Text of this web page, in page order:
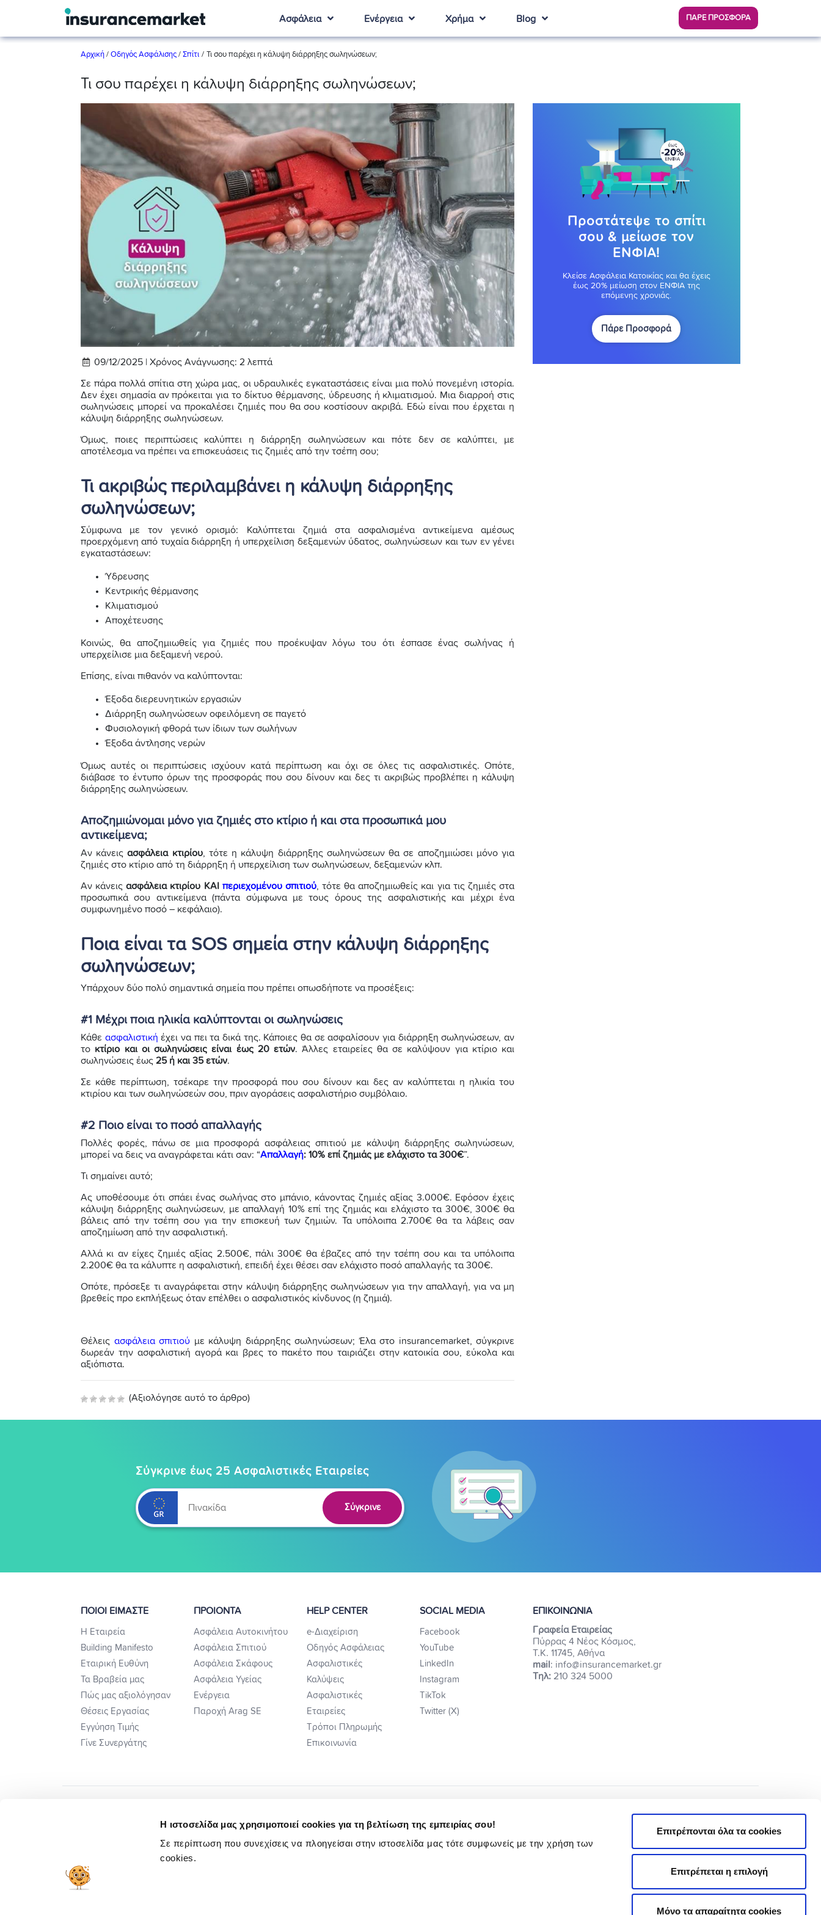
Η ιστοσελίδα μας χρησιμοποιεί cookies για τη βελτίωση της εμπειρίας σου!
Σε περίπτωση που συνεχίσεις να πλοηγείσαι στην ιστοσελίδα μας τότε συμφωνείς με την χρήση των
cookies.
Επιτρέπονται όλα τα cookies
Επιτρέπεται η επιλογή
Μόνο τα απαραίτητα cookies
Ασφάλεια Ενέργεια Χρήμα Blog ΠΑΡΕ ΠΡΟΣΦΟΡΑ
Αρχική / Οδηγός Ασφάλισης / Σπίτι / Τι σου παρέχει η κάλυψη διάρρηξης σωληνώσεων;
Τι σου παρέχει η κάλυψη διάρρηξης σωληνώσεων;
09/12/2025 | Χρόνος Ανάγνωσης: 2 λεπτά
Σε πάρα πολλά σπίτια στη χώρα μας, οι υδραυλικές εγκαταστάσεις είναι μια πολύ πονεμένη ιστορία.
Δεν έχει σημασία αν πρόκειται για το δίκτυο θέρμανσης, ύδρευσης ή κλιματισμού. Μια διαρροή στις
σωληνώσεις μπορεί να προκαλέσει ζημιές που θα σου κοστίσουν ακριβά. Εδώ είναι που έρχεται η
κάλυψη διάρρηξης σωληνώσεων.
Όμως, ποιες περιπτώσεις καλύπτει η διάρρηξη σωληνώσεων και πότε δεν σε καλύπτει, με
αποτέλεσμα να πρέπει να επισκευάσεις τις ζημιές από την τσέπη σου;
Τι ακριβώς περιλαμβάνει η κάλυψη διάρρηξης
σωληνώσεων;
Σύμφωνα με τον γενικό ορισμό: Καλύπτεται ζημιά στα ασφαλισμένα αντικείμενα αμέσως
προερχόμενη από τυχαία διάρρηξη ή υπερχείλιση δεξαμενών ύδατος, σωληνώσεων και των εν γένει
εγκαταστάσεων:
Ύδρευσης
Κεντρικής θέρμανσης
Κλιματισμού
Αποχέτευσης
Κοινώς, θα αποζημιωθείς για ζημιές που προέκυψαν λόγω του ότι έσπασε ένας σωλήνας ή
υπερχείλισε μια δεξαμενή νερού.
Επίσης, είναι πιθανόν να καλύπτονται:
Έξοδα διερευνητικών εργασιών
Διάρρηξη σωληνώσεων οφειλόμενη σε παγετό
Φυσιολογική φθορά των ίδιων των σωλήνων
Έξοδα άντλησης νερών
Όμως αυτές οι περιπτώσεις ισχύουν κατά περίπτωση και όχι σε όλες τις ασφαλιστικές. Οπότε,
διάβασε το έντυπο όρων της προσφοράς που σου δίνουν και δες τι ακριβώς προβλέπει η κάλυψη
διάρρηξης σωληνώσεων.
Αποζημιώνομαι μόνο για ζημιές στο κτίριο ή και στα προσωπικά μου
αντικείμενα;
Αν κάνειςασφάλεια κτιρίου, τότε η κάλυψη διάρρηξης σωληνώσεων θα σε αποζημιώσει μόνο για
ζημιές στο κτίριο από τη διάρρηξη ή υπερχείλιση των σωληνώσεων, δεξαμενών κλπ.
Αν κάνεις ασφάλεια κτιρίου ΚΑΙ περιεχομένου σπιτιού, τότε θα αποζημιωθείς και για τις ζημιές στα
προσωπικά σου αντικείμενα (πάντα σύμφωνα με τους όρους της ασφαλιστικής και μέχρι ένα
συμφωνημένο ποσό – κεφάλαιο).
Ποια είναι τα SOS σημεία στην κάλυψη διάρρηξης
σωληνώσεων;
Υπάρχουν δύο πολύ σημαντικά σημεία που πρέπει οπωσδήποτε να προσέξεις:
#1 Μέχρι ποια ηλικία καλύπτονται οι σωληνώσεις
Κάθε ασφαλιστική έχει να πει τα δικά της. Κάποιες θα σε ασφαλίσουν για διάρρηξη σωληνώσεων, αν
το κτίριο και οι σωληνώσεις είναι έως 20 ετών. Άλλες εταιρείες θα σε καλύψουν για κτίριο και
σωληνώσεις έως 25 ή και 35 ετών.
Σε κάθε περίπτωση, τσέκαρε την προσφορά που σου δίνουν και δες αν καλύπτεται η ηλικία του
κτιρίου και των σωληνώσεών σου, πριν αγοράσεις ασφαλιστήριο συμβόλαιο.
#2 Ποιο είναι το ποσό απαλλαγής
Πολλές φορές, πάνω σε μια προσφορά ασφάλειας σπιτιού με κάλυψη διάρρηξης σωληνώσεων,
μπορεί να δεις να αναγράφεται κάτι σαν: “Απαλλαγή: 10% επί ζημιάς με ελάχιστο τα 300€”.
Τι σημαίνει αυτό;
Ας υποθέσουμε ότι σπάει ένας σωλήνας στο μπάνιο, κάνοντας ζημιές αξίας 3.000€. Εφόσον έχεις
κάλυψη διάρρηξης σωληνώσεων, με απαλλαγή 10% επί της ζημιάς και ελάχιστο τα 300€, 300€ θα
βάλεις από την τσέπη σου για την επισκευή των ζημιών. Τα υπόλοιπα 2.700€ θα τα λάβεις σαν
αποζημίωση από την ασφαλιστική.
Αλλά κι αν είχες ζημιές αξίας 2.500€, πάλι 300€ θα έβαζες από την τσέπη σου και τα υπόλοιπα
2.200€ θα τα κάλυπτε η ασφαλιστική, επειδή έχει θέσει σαν ελάχιστο ποσό απαλλαγής τα 300€.
Οπότε, πρόσεξε τι αναγράφεται στην κάλυψη διάρρηξης σωληνώσεων για την απαλλαγή, για να μη
βρεθείς προ εκπλήξεως όταν επέλθει ο ασφαλιστικός κίνδυνος (η ζημιά).
Θέλεις ασφάλεια σπιτιού με κάλυψη διάρρηξης σωληνώσεων; Έλα στο insurancemarket, σύγκρινε
δωρεάν την ασφαλιστική αγορά και βρες το πακέτο που ταιριάζει στην κατοικία σου, εύκολα και
αξιόπιστα.
(Αξιολόγησε αυτό το άρθρο)
Προστάτεψε το σπίτι
σου & μείωσε τον
ΕΝΦΙΑ!
Κλείσε Ασφάλεια Κατοικίας και θα έχεις
έως 20% μείωση στον ΕΝΦΙΑ της
επόμενης χρονιάς.
Πάρε Προσφορά
Σύγκρινε έως 25 Ασφαλιστικές Εταιρείες
Σύγκρινε
ΠΟΙΟΙ ΕΙΜΑΣΤΕ
Η Εταιρεία
Building Manifesto
Εταιρική Ευθύνη
Τα Βραβεία μας
Πώς μας αξιολόγησαν
Θέσεις Εργασίας
Εγγύηση Τιμής
Γίνε Συνεργάτης
ΠΡΟΙΟΝΤΑ
Ασφάλεια Αυτοκινήτου
Ασφάλεια Σπιτιού
Ασφάλεια Σκάφους
Ασφάλεια Υγείας
Ενέργεια
Παροχή Arag SE
HELP CENTER
e-Διαχείριση
Οδηγός Ασφάλειας
Ασφαλιστικές
Καλύψεις
Ασφαλιστικές
Εταιρείες
Τρόποι Πληρωμής
Επικοινωνία
SOCIAL MEDIA
Facebook
YouTube
LinkedIn
Instagram
TikTok
Twitter (X)
ΕΠΙΚΟΙΝΩΝΙΑ
Γραφεία Εταιρείας
Πύρρας 4 Νέος Κόσμος,
Τ.Κ. 11745, Αθήνα
mail: info@insurancemarket.gr
Τηλ: 210 324 5000